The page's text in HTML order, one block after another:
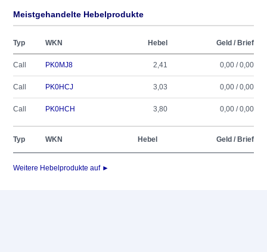
Meistgehandelte Hebelprodukte
Typ WKN Hebel Geld / Brief
Call PK0MJ8 2,41 0,00 / 0,00
Call PK0HCJ 3,03 0,00 / 0,00
Call PK0HCH 3,80 0,00 / 0,00
Typ WKN Hebel Geld / Brief
Weitere Hebelprodukte auf ►